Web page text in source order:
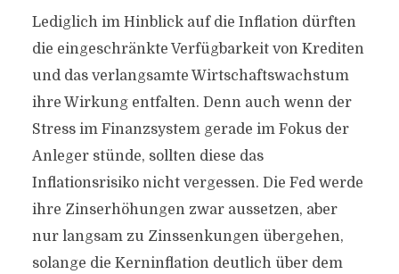
Lediglich im Hinblick auf die Inflation dürften
die eingeschränkte Verfügbarkeit von Krediten
und das verlangsamte Wirtschaftswachstum
ihre Wirkung entfalten. Denn auch wenn der
Stress im Finanzsystem gerade im Fokus der
Anleger stünde, sollten diese das
Inflationsrisiko nicht vergessen. Die Fed werde
ihre Zinserhöhungen zwar aussetzen, aber
nur langsam zu Zinssenkungen übergehen,
solange die Kerninflation deutlich über dem